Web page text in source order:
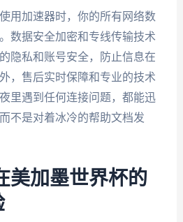
用加速器时，你的所有网络数
数据安全加密和专线传输技术
隐私和账号安全，防止信息在
，售后实时保障和专业的技术
里遇到任何连接问题，都能迅
不是对着冰冷的帮助文档发
美加墨世界杯的